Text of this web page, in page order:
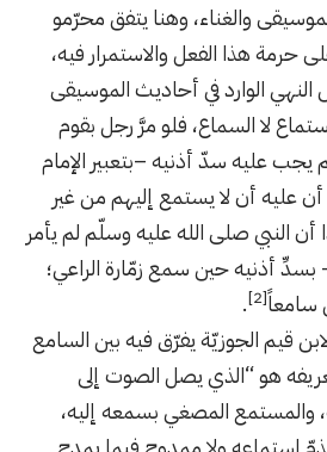
والغناء، وهنا يتفق محرّمو
حرمة هذا الفعل والاستمرار فيه،
الوارد في أحاديث الموسيقى
لا السماع، فلو مرَّ رجل بقوم
عليه سدّ أذنيه –بتعبير الإمام
أن عليه أن لا يستمع إليهم من غير
أن النبي صلى الله عليه وسلّم لم يأمر
أذنيه حين سمع زمّارة الراعي؛
سامعاً[2]
.
قيم الجوزيّة يفرّق فيه بين السامع
هو “الذي يصل الصوت إلى
المصغي بسمعه إليه،